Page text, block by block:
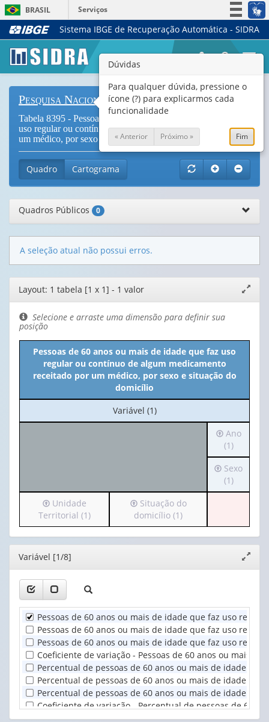
BRASIL
Serviços
Simplifique!
Legislação
Canais
Sistema IBGE de Recuperação Automática - SIDRA
Pesquisa Nacional de Saúde
Tabela 8395 - Pessoas de 60 anos ou mais de idade que faz
uso regular ou contínuo de algum medicamento receitado por
um médico, por sexo e situação do domicílio (Vide Notas)
Quadro Cartograma
Quadros Públicos 0
A seleção atual não possui erros.
Editor
de
layout
janela
Layout: 1 tabela [1 x 1] - 1 valor
Selecione e arraste uma dimensão para definir sua
posição
Pessoas de 60 anos ou mais de idade que faz uso
regular ou contínuo de algum medicamento
receitado por um médico, por sexo e situação do
domicílio
No
cabeçalho:
Variável (1)
Irá
para
o
cabeçalho
(possui
apenas
Ano
(1)
Irá
para
o
apenas
1
Sexo
(1)
Irá
para
o
cabeçalho
(possui
apenas
valor):
Unidade
Territorial
(1)
Unidade
Territorial (1)
Irá
para
o
cabeçalho
Situação
do
domicílio
(1)
Situação do
domicílio (1)
Editor
janela
Variável [1/8]
Pessoas de 60 anos ou mais de idade que faz uso
Pessoas de 60 anos ou mais de idade que faz uso
Pessoas de 60 anos ou mais de idade que faz uso
Coeficiente de variação - Pessoas de 60 anos ou mais
Percentual de pessoas de 60 anos ou mais de idade
Percentual de pessoas de 60 anos ou mais de idade
Percentual de pessoas de 60 anos ou mais de idade
Coeficiente de variação - Percentual de pessoas de 60
Dúvidas
Para qualquer dúvida, pressione o
ícone (?) para explicarmos cada
funcionalidade
« Anterior Próximo » Fim